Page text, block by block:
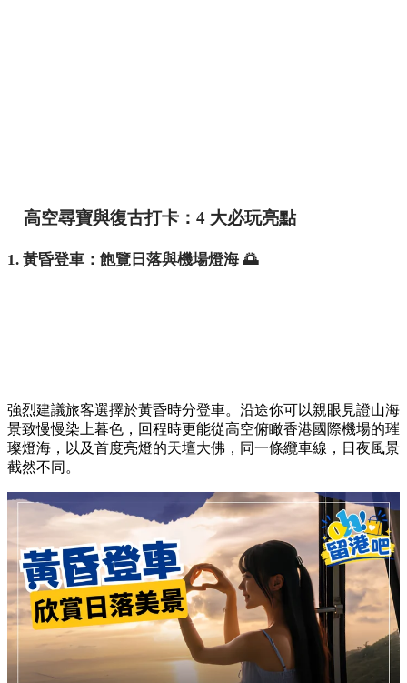
高空尋寶與復古打卡：4 大必玩亮點
1. 黃昏登車：飽覽日落與機場燈海 🌅
強烈建議旅客選擇於黃昏時分登車。沿途你可以親眼見證山海
景致慢慢染上暮色，回程時更能從高空俯瞰香港國際機場的璀
璨燈海，以及首度亮燈的天壇大佛，同一條纜車線，日夜風景
截然不同。